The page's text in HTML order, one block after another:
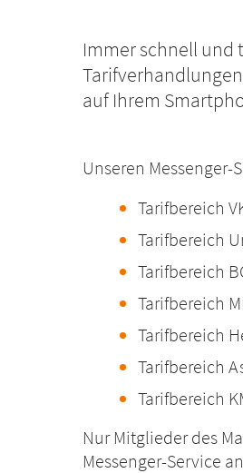
Immer schnell
auf Ihrem
Unseren
Tarifbereich
Tarifbereich
Tarifbereich
Tarifbereich
Tarifbereich
Tarifbereich
Tarifbereich
Nur Mitglieder des
Messenger-Service